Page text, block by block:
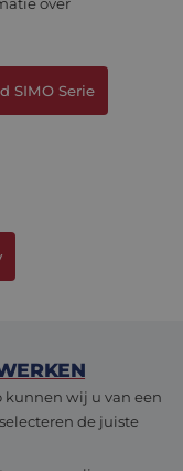
SIMO Serie
wij u van een
de juiste